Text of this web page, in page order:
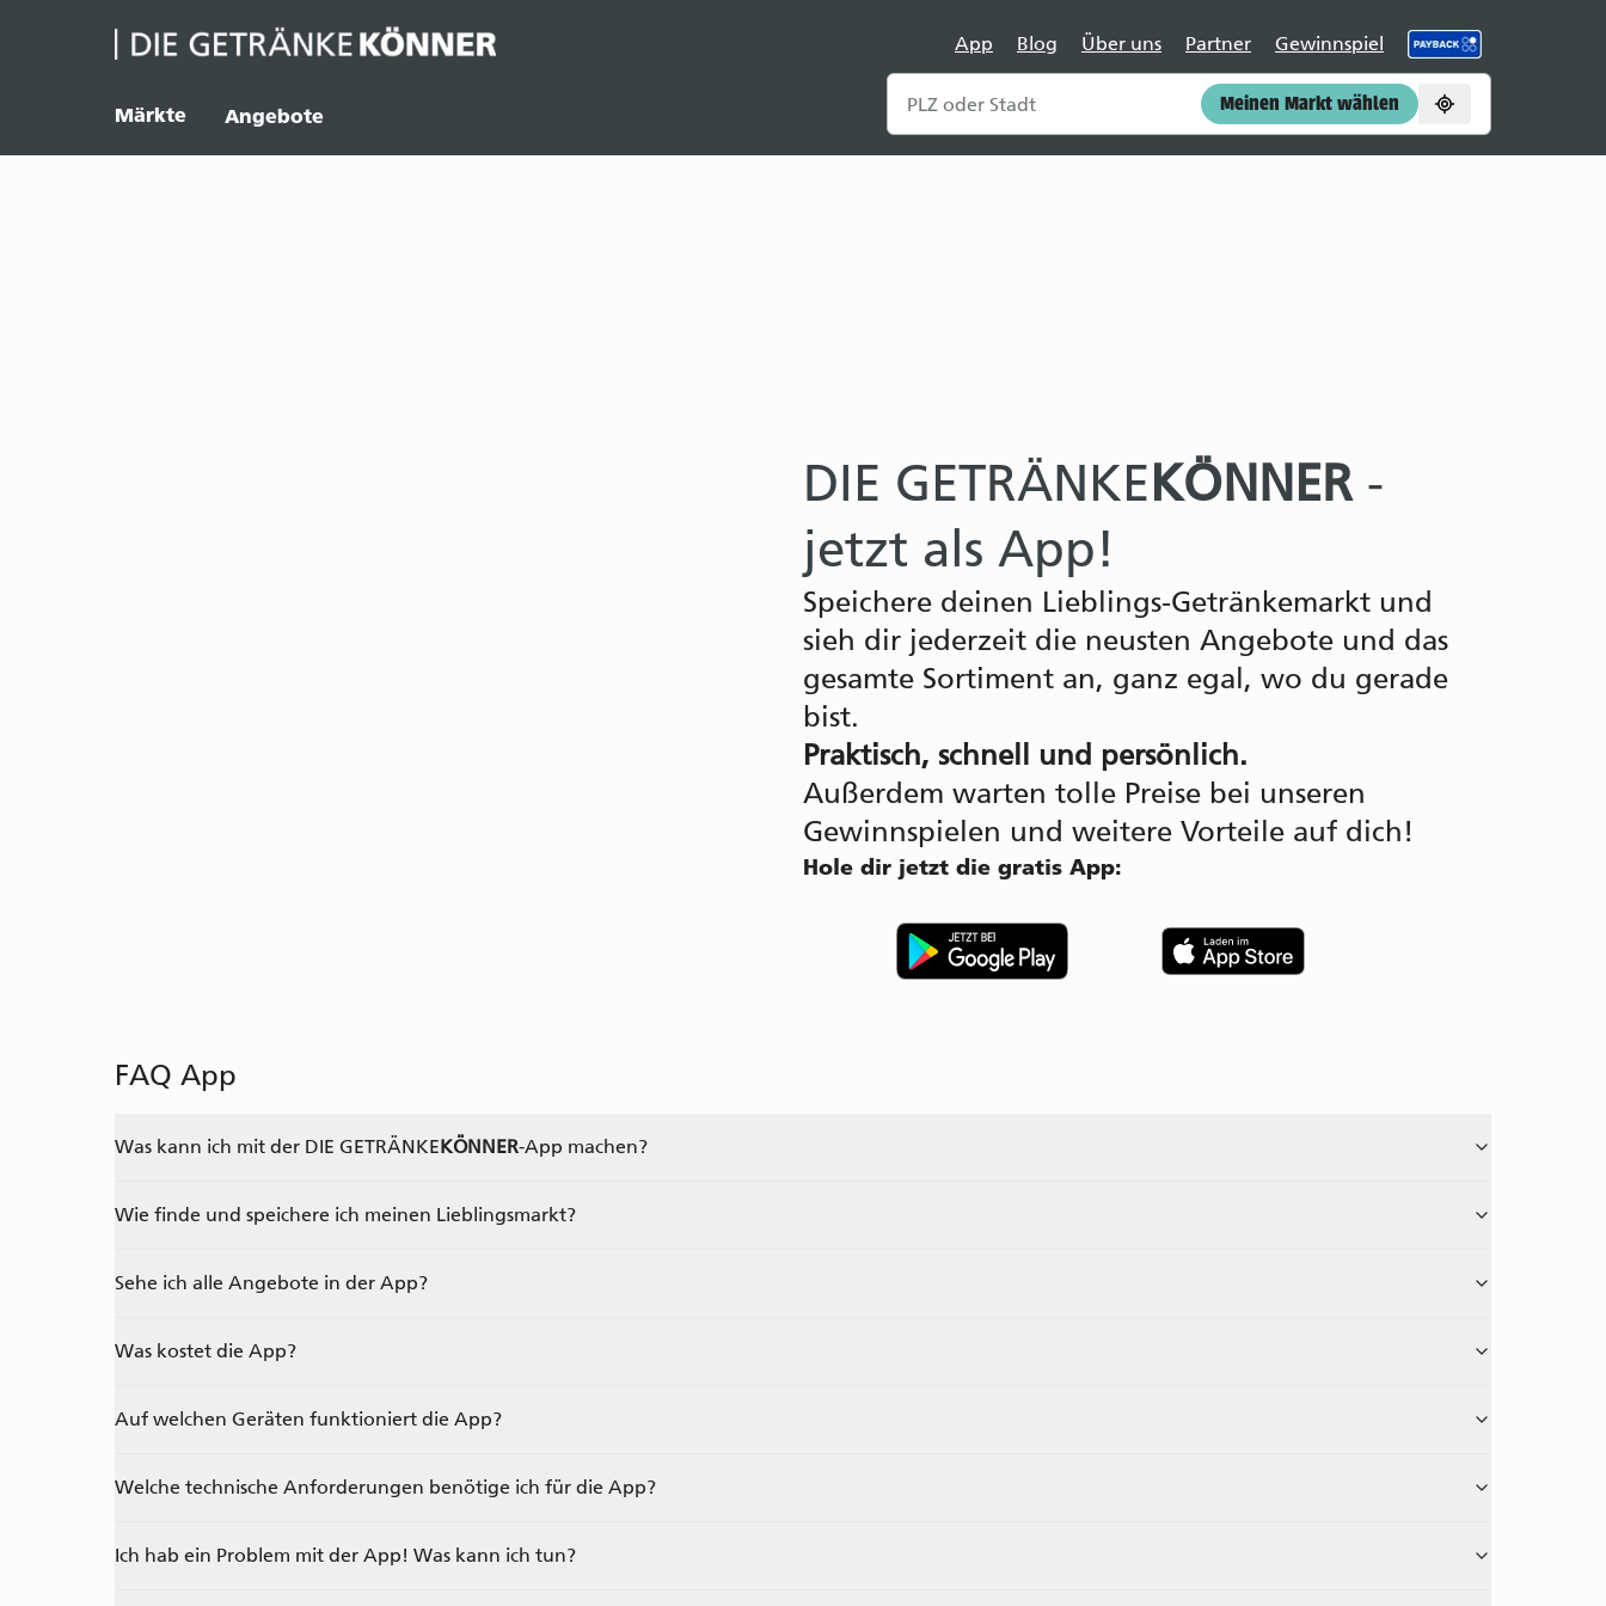
Märkte Angebote
App Blog Über uns Partner Gewinnspiel
Meinen Markt wählen
DIE GETRÄNKEKÖNNER-
jetzt als App!
Speichere deinen Lieblings-Getränkemarkt und
sieh dir jederzeit die neusten Angebote und das
gesamte Sortiment an, ganz egal, wo du gerade
bist.
Praktisch, schnell und persönlich.
Außerdem warten tolle Preise bei unseren
Gewinnspielen und weitere Vorteile auf dich!
Hole dir jetzt die gratis App:
FAQ App
Was kann ich mit der DIE GETRÄNKEKÖNNER-App machen?
Wie finde und speichere ich meinen Lieblingsmarkt?
Sehe ich alle Angebote in der App?
Was kostet die App?
Auf welchen Geräten funktioniert die App?
Welche technische Anforderungen benötige ich für die App?
Ich hab ein Problem mit der App! Was kann ich tun?